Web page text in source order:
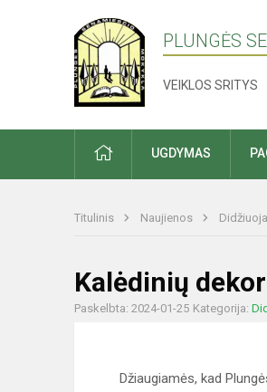
PLUNGĖS
VEIKLOS SRITYS
PRADŽIAUGDYMAS
Titulinis Naujienos
Kalėdinių
Paskelbta: 2024-01-25 Kategorija:
Džiaugiamės, kad